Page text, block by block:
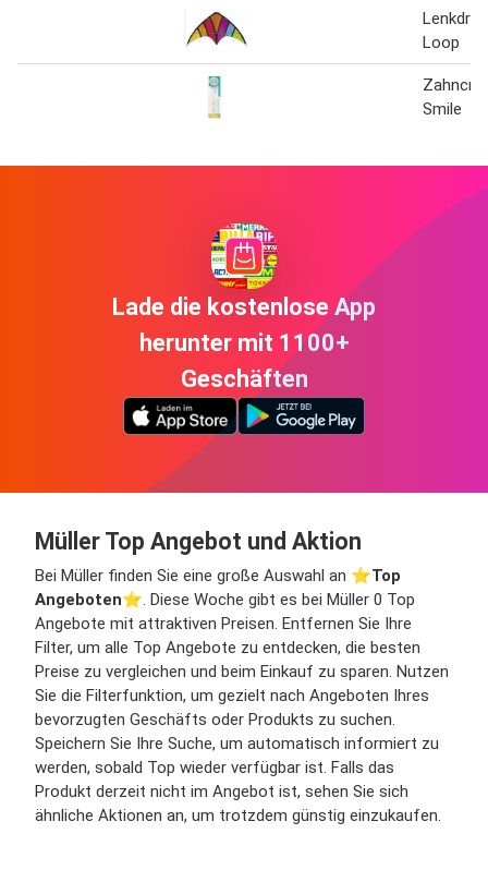
Loop
Smile
Lade die kostenlose App
herunter mit 1100+
Geschäften
Müller Top Angebot und Aktion
Bei Müller finden Sie eine große Auswahl an ⭐️Top
Angeboten⭐️. Diese Woche gibt es bei Müller 0 Top
Angebote mit attraktiven Preisen. Entfernen Sie Ihre
Filter, um alle Top Angebote zu entdecken, die besten
Preise zu vergleichen und beim Einkauf zu sparen. Nutzen
Sie die Filterfunktion, um gezielt nach Angeboten Ihres
bevorzugten Geschäfts oder Produkts zu suchen.
Speichern Sie Ihre Suche, um automatisch informiert zu
werden, sobald Top wieder verfügbar ist. Falls das
Produkt derzeit nicht im Angebot ist, sehen Sie sich
ähnliche Aktionen an, um trotzdem günstig einzukaufen.